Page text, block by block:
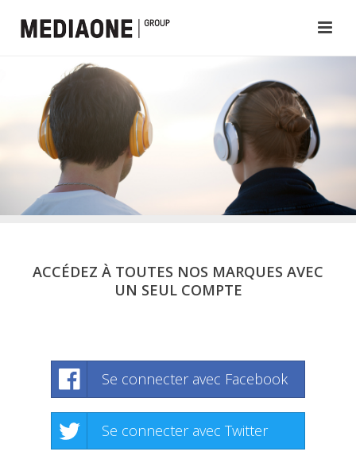
ACCÉDEZ À TOUTES NOS MARQUES AVEC
UN SEUL COMPTE
Se connecter avec Facebook
Se connecter avec Twitter